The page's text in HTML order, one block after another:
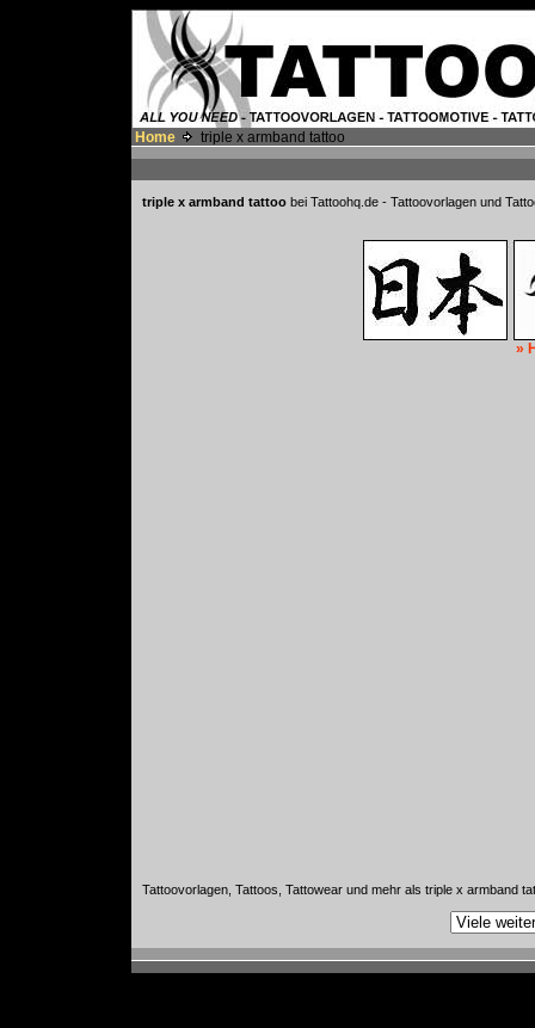
Home triple x armband tattoo
triple x armband tattoo bei Tattoohq.de - Tattoovorlagen und
»
Tattoovorlagen, Tattoos, Tattowear und mehr als triple x armband